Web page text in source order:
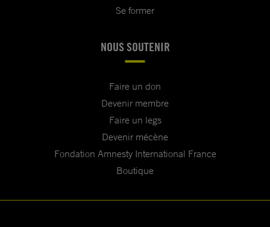
Se former
NOUS SOUTENIR
Faire un don
Devenir membre
Faire un legs
Devenir mécène
Fondation Amnesty International France
Boutique